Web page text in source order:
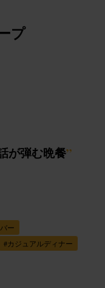
プ
が弾む晩餐”
ー
#カジュアルディナー